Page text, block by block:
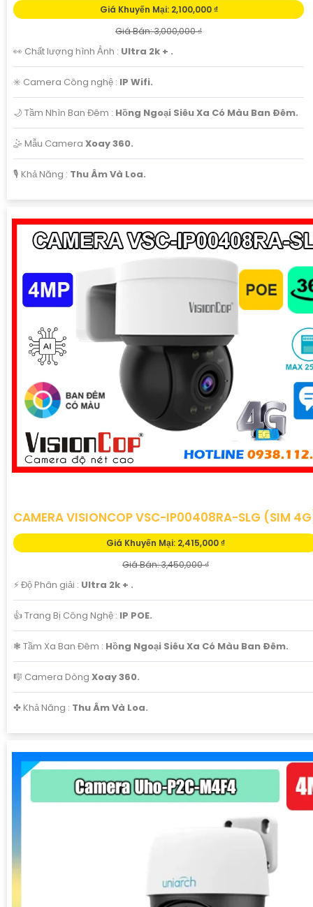
Giá Khuyến Mại: 2,100,000 ₫
Giá Bán: 3,000,000 ₫
👀 Chất lượng hình Ảnh : Ultra 2k + .
✳️ Camera Công nghệ : IP Wifi.
🌙 Tầm Nhìn Ban Đêm : Hồng Ngoại Siêu Xa Có Màu Ban Ðêm.
🤹 Mẫu Camera Xoay 360.
️🎙 Khả Năng : Thu Âm Và Loa.
CAMERA VISIONCOP VSC-IP00408RA-SLG (SIM
Giá Khuyến Mại: 2,415,000 ₫
Giá Bán: 3,450,000 ₫
️⚡ Độ Phân giải : Ultra 2k + .
👍 Trang Bị Công Nghệ : IP POE.
❃ Tầm Xa Ban Đêm : Hồng Ngoại Siêu Xa Có Màu Ban Ðêm.
🎼️ Camera Dòng Xoay 360.
️✤ Khả Năng : Thu Âm Và Loa.